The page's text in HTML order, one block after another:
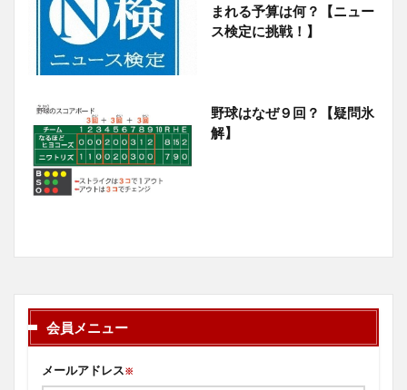
まれる予算は何？【ニュー
ス検定に挑戦！】
野球はなぜ９回？【疑問氷
解】
会員メニュー
メールアドレス※